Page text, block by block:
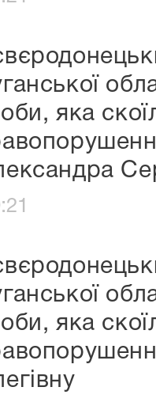
яка
яка